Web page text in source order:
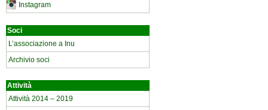
Instagram
Soci
L’associazione a Inu
Archivio soci
Attività
Attività 2014 – 2019